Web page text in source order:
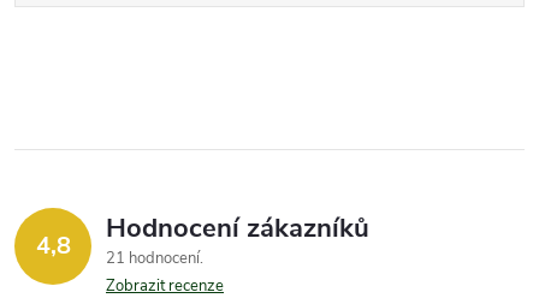
4,8 Hodnocení zákazníků
21 hodnocení
Zobrazit recenze